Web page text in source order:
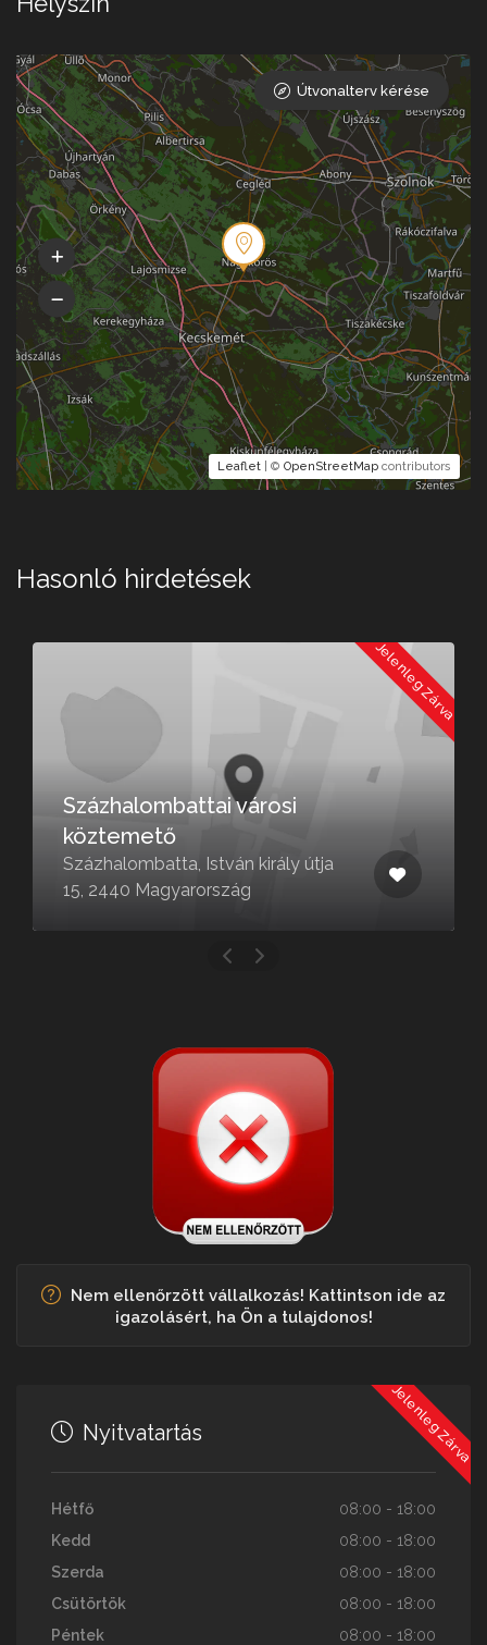
Leaflet | © OpenStreetMap contributors
Útvonalterv kérése
Hasonló hirdetések
városi
István király útja
Magyarország
Ó-
Nem ellenőrzött vállalkozás! Kattintson ide az
igazolásért, ha Ön a tulajdonos!
Jelenleg Zárva
Nyitvatartás
Hétfő
08:00 - 18:00
Kedd
08:00 - 18:00
Szerda
08:00 - 18:00
Csütörtök
08:00 - 18:00
Péntek
08:00 - 18:00